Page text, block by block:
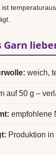
Garn
weich,
auf 50 g –
empfohlene
Produktion